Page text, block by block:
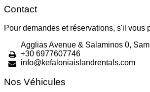
Contact
Pour demandes et réservations, s'il vous
Agglias Avenue & Salaminos 0,
+30 6977607746
info@kefaloniaislandrentals.com
Nos Véhicules